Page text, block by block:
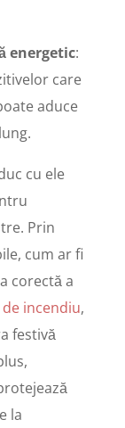
energetic:
care
aduce
cu ele
Prin
cum ar fi
corectă a
incendiu,
festivă
la